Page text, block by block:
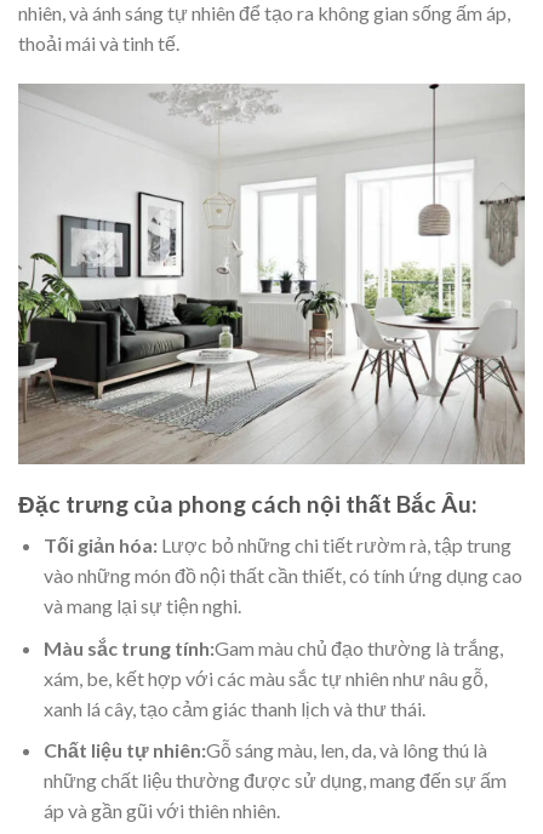
nhiên, và ánh sáng tự nhiên để tạo ra không gian sống ấm áp,
thoải mái và tinh tế.
Đặc trưng của phong cách nội thất Bắc Âu:
Tối giản hóa:Lược bỏ những chi tiết rườm rà, tập trung
vào những món đồ nội thất cần thiết, có tính ứng dụng cao
và mang lại sự tiện nghi.
Màu sắc trung tính:Gam màu chủ đạo thường là trắng,
xám, be, kết hợp với các màu sắc tự nhiên như nâu gỗ,
xanh lá cây, tạo cảm giác thanh lịch và thư thái.
Chất liệu tự nhiên:Gỗ sáng màu, len, da, và lông thú là
những chất liệu thường được sử dụng, mang đến sự ấm
áp và gần gũi với thiên nhiên.